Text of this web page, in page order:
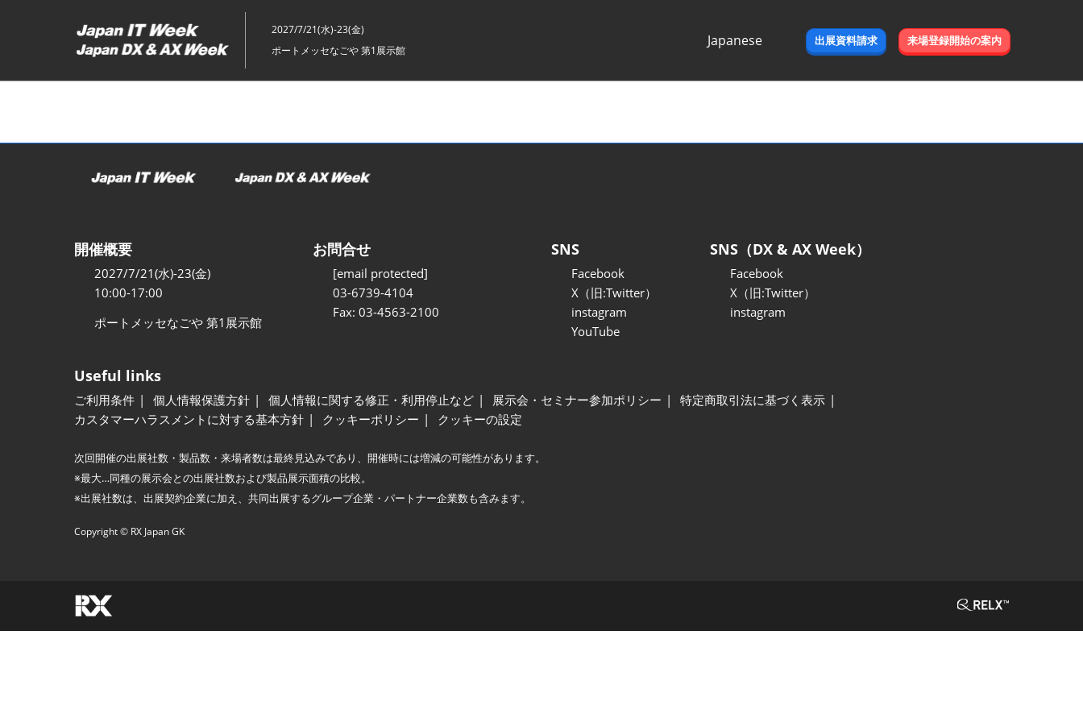
キ
ッ
2027/7/21(水)-23(金)
ポートメッセなごや 第1展示館
Japanese
出展資料請求 来場登録開始の案内
開催概要
2027/7/21(水)-23(金)
10:00-17:00
ポートメッセなごや 第1展示館
お問合せ
[email protected]
03-6739-4104
Fax: 03-4563-2100
SNS
Facebook
X（旧:Twitter）
instagram
YouTube
SNS（DX & AX Week）
Facebook
X（旧:Twitter）
instagram
Useful links
ご利用条件 個人情報保護方針 個人情報に関する修正・利用停止など 展示会・セミナー参加ポリシー
特定商取引法に基づく表示
カスタマーハラスメントに対する基本方針
クッキーポリシー クッキーの設定
次回開催の出展社数・製品数・来場者数は最終見込みであり、開催時には増減の可能性があります。
※最大…同種の展示会との出展社数および製品展示面積の比較。
※出展社数は、出展契約企業に加え、共同出展するグループ企業・パートナー企業数も含みます。
Copyright © RX Japan GK